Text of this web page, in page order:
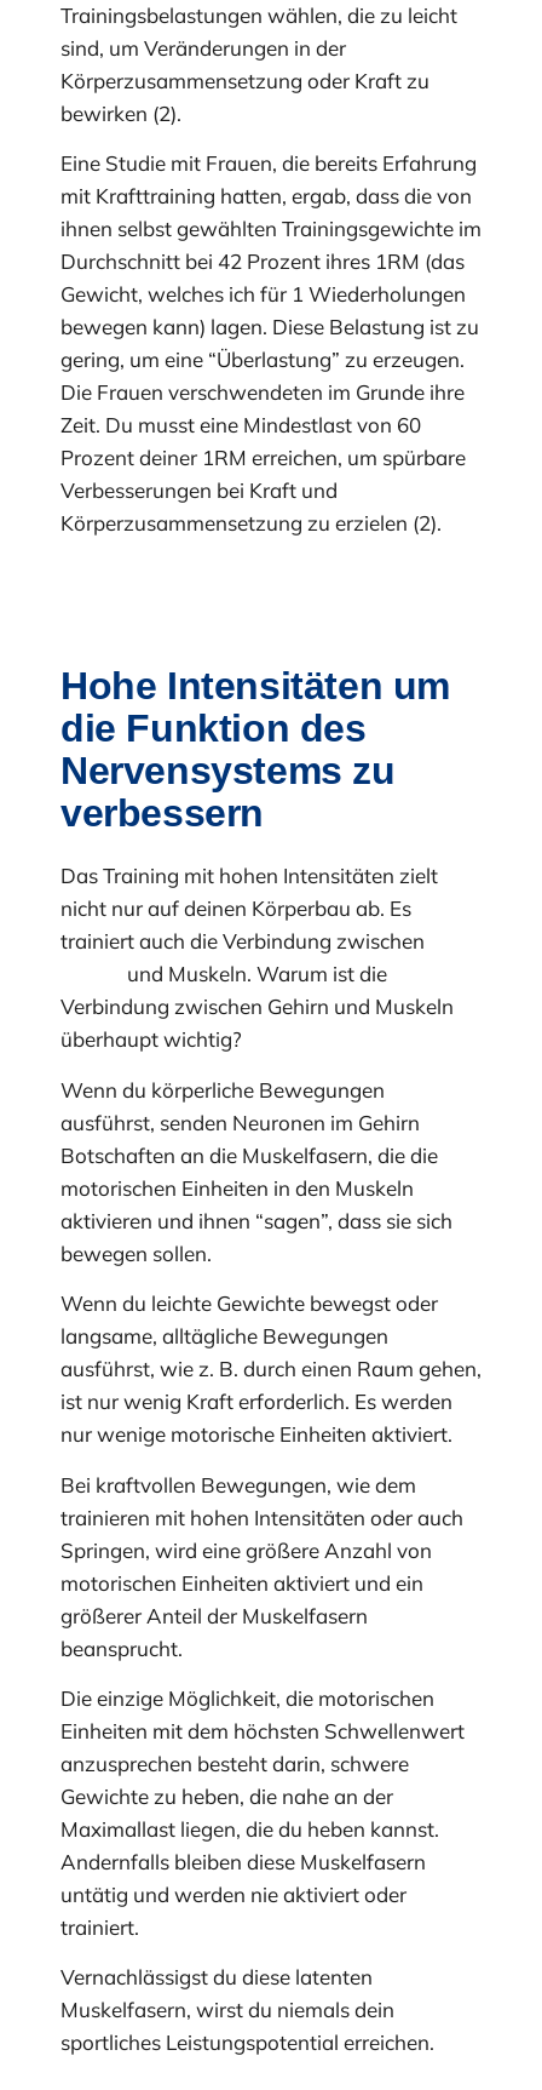
Trainingsbelastungen wählen, die zu leicht
sind, um Veränderungen in der
Körperzusammensetzung oder Kraft zu
bewirken (2).
Eine Studie mit Frauen, die bereits Erfahrung
mit Krafttraining hatten, ergab, dass die von
ihnen selbst gewählten Trainingsgewichte im
Durchschnitt bei 42 Prozent ihres 1RM (das
Gewicht, welches ich für 1 Wiederholungen
bewegen kann) lagen. Diese Belastung ist zu
gering, um eine “Überlastung” zu erzeugen.
Die Frauen verschwendeten im Grunde ihre
Zeit. Du musst eine Mindestlast von 60
Prozent deiner 1RM erreichen, um spürbare
Verbesserungen bei Kraft und
Körperzusammensetzung zu erzielen (2).
Hohe Intensitäten um
die Funktion des
Nervensystems zu
verbessern
Das Training mit hohen Intensitäten zielt
nicht nur auf deinen Körperbau ab. Es
trainiert auch die Verbindung zwischen
und Muskeln. Warum ist die
Verbindung zwischen Gehirn und Muskeln
überhaupt wichtig?
Wenn du körperliche Bewegungen
ausführst, senden Neuronen im Gehirn
Botschaften an die Muskelfasern, die die
motorischen Einheiten in den Muskeln
aktivieren und ihnen “sagen”, dass sie sich
bewegen sollen.
Wenn du leichte Gewichte bewegst oder
langsame, alltägliche Bewegungen
ausführst, wie z. B. durch einen Raum gehen,
ist nur wenig Kraft erforderlich. Es werden
nur wenige motorische Einheiten aktiviert.
Bei kraftvollen Bewegungen, wie dem
trainieren mit hohen Intensitäten oder auch
Springen, wird eine größere Anzahl von
motorischen Einheiten aktiviert und ein
größerer Anteil der Muskelfasern
beansprucht.
Die einzige Möglichkeit, die motorischen
Einheiten mit dem höchsten Schwellenwert
anzusprechen besteht darin, schwere
Gewichte zu heben, die nahe an der
Maximallast liegen, die du heben kannst.
Andernfalls bleiben diese Muskelfasern
untätig und werden nie aktiviert oder
trainiert.
Vernachlässigst du diese latenten
Muskelfasern, wirst du niemals dein
sportliches Leistungspotential erreichen.